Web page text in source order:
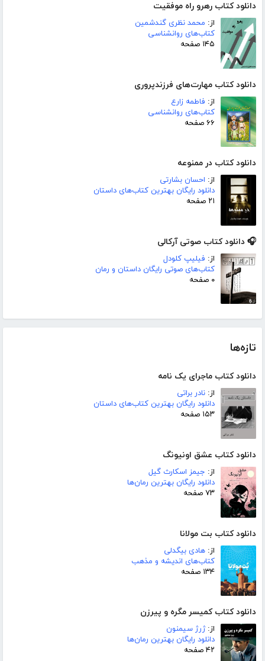
دانلود کتاب رهرو راه موفقیت
از: محمد نظری گندشمین
کتاب‌های روانشناسی
۱۴۵ صفحه
دانلود کتاب مهارت‌های فرزندپروری
از: فاطمه زارع
کتاب‌های روانشناسی
۶۶ صفحه
دانلود کتاب در ممنوعه
از: احسان بشارتی
دانلود رایگان بهترین کتاب‌های داستان
۲۱ صفحه
🎧 دانلود کتاب صوتی آرکالی
از: فیلیپ کلودل
کتاب‌های صوتی رایگان داستان و رمان
۰ صفحه
تازه‌ها
دانلود کتاب ماجرای یک نامه
از: نادر براتی
دانلود رایگان بهترین کتاب‌های داستان
۱۵۳ صفحه
دانلود کتاب عشق اونیونگ
از: جیمز اسکارث گیل
دانلود رایگان بهترین رمان‌ها
۷۳ صفحه
دانلود کتاب بت مولانا
از: هادی بیگدلی
کتاب‌های اندیشه و مذهب
۱۳۴ صفحه
دانلود کتاب کمیسر مگره و پیرزن
از:ژرژ سیمنون
دانلود رایگان بهترین رمان‌ها
۴۲ صفحه